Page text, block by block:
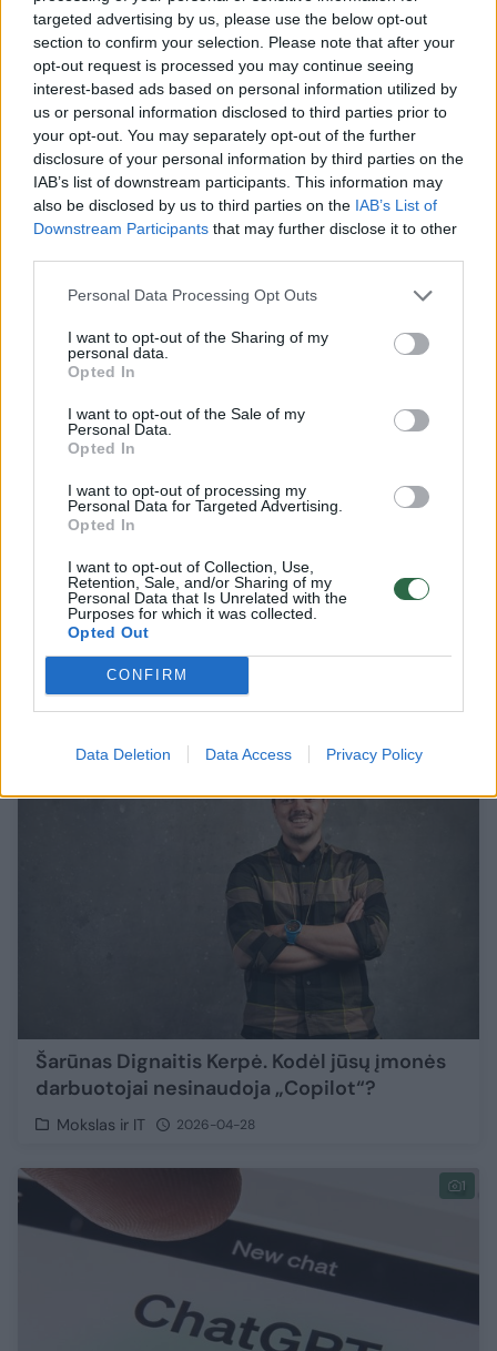
targeted advertising by us, please use the below opt-out
section to confirm your selection. Please note that after your
opt-out request is processed you may continue seeing
interest-based ads based on personal information utilized by
us or personal information disclosed to third parties prior to
your opt-out. You may separately opt-out of the further
disclosure of your personal information by third parties on the
IAB’s list of downstream participants. This information may
also be disclosed by us to third parties on the IAB’s List of
Downstream Participants that may further disclose it to other
Personal Data Processing Opt Outs
I want to opt-out of the Sharing of my
personal data.
Opted In
I want to opt-out of the Sale of my
Personal Data.
Opted In
I want to opt-out of processing my
Personal Data for Targeted Advertising.
Opted In
I want to opt-out of Collection, Use,
Retention, Sale, and/or Sharing of my
Personal Data that Is Unrelated with the
Purposes for which it was collected.
Opted Out
CONFIRM
Data Deletion Data Access Privacy Policy
E. Muskas pralaimėjo teismo bylą prieš S.
Altmaną
Mokslas ir IT 2026-05-19
1
Šarūnas Dignaitis Kerpė. Kodėl jūsų
organizacijoje niekas nepasikeitė, nors visi
jau naudoja DI?
Mokslas ir IT 2026-05-10
Šarūnas Dignaitis Kerpė. Kodėl jūsų įmonės
darbuotojai nesinaudoja „Copilot“?
Mokslas ir IT 2026-04-28
1